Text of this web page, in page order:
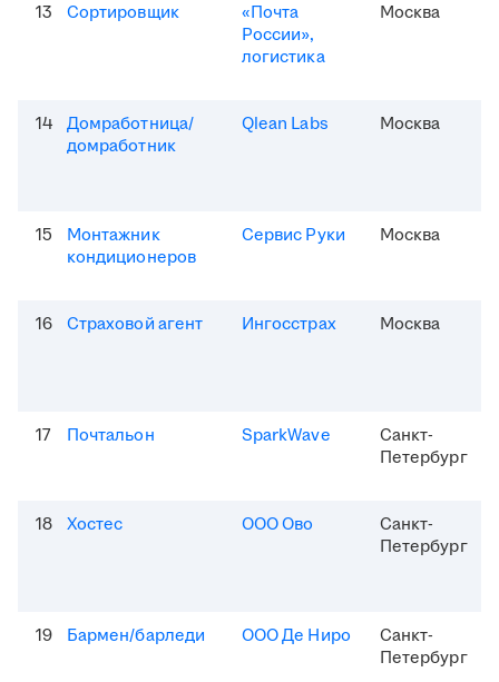
13 Сортировщик
«Почта
России»,
логистика
Москва
14
Домработница/
домработник
Qlean Labs Москва
15
Монтажник
кондиционеров
Сервис Руки Москва
16 Страховой агент Ингосстрах Москва
17 Почтальон SparkWave
Санкт-
Петербург
18 Хостес ООО Ово
Санкт-
Петербург
19 Бармен/барледи ООО Де Ниро
Санкт-
Петербург